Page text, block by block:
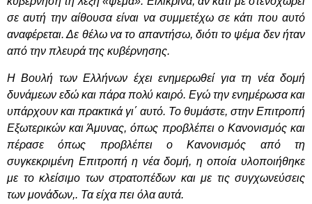
σε αυτή την αίθουσα είναι να συμμετέχω σε κάτι που αυτό
αναφέρεται. Δε θέλω να το απαντήσω, διότι το ψέμα δεν ήταν
από την πλευρά της κυβέρνησης.
Η Βουλή των Ελλήνων έχει ενημερωθεί για τη νέα δομή
δυνάμεων εδώ και πάρα πολύ καιρό. Εγώ την ενημέρωσα και
υπάρχουν και πρακτικά γι΄ αυτό. Το θυμάστε, στην Επιτροπή
Εξωτερικών και Άμυνας, όπως προβλέπει ο Κανονισμός και
πέρασε όπως προβλέπει ο Κανονισμός από τη
συγκεκριμένη Επιτροπή η νέα δομή, η οποία υλοποιήθηκε
με το κλείσιμο των στρατοπέδων και με τις συγχωνεύσεις
των μονάδων,. Τα είχα πει όλα αυτά.